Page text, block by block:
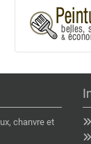
chanvre et